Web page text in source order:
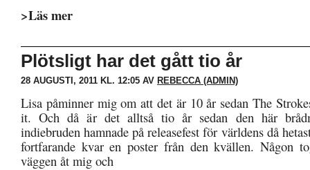
>Läs mer
Plötsligt har det gått tio år
28 AUGUSTI, 2011 KL. 12:05 AV REBECCA (ADMIN)
Lisa påminner mig om att det är 10 år sedan The
it. Och då är det alltså tio år sedan den här
indiebruden hamnade på releasefest för världens då
fortfarande kvar en poster från den kvällen. Någon
väggen åt mig och